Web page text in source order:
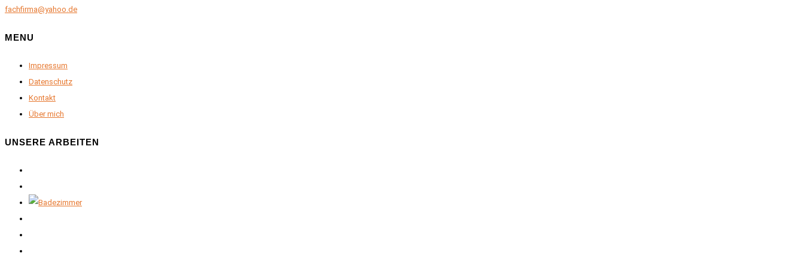
fachfirma@yahoo.de
MENU
Impressum
Datenschutz
Kontakt
Über mich
UNSERE ARBEITEN